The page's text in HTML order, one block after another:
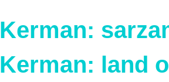
Kerman:
Kerman: land